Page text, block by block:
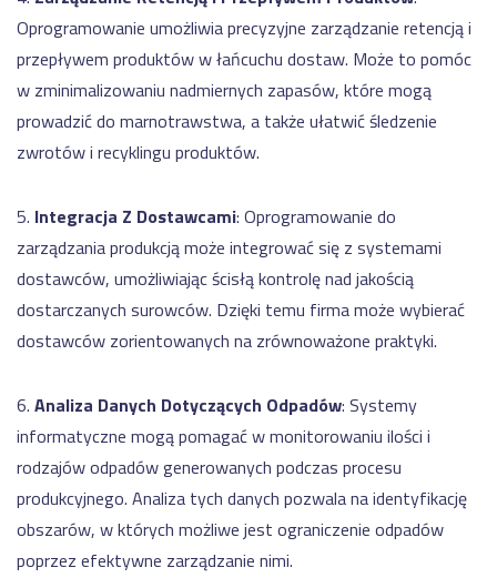
Oprogramowanie umożliwia precyzyjne zarządzanie retencją i
przepływem produktów w łańcuchu dostaw. Może to pomóc
w zminimalizowaniu nadmiernych zapasów, które mogą
prowadzić do marnotrawstwa, a także ułatwić śledzenie
zwrotów i recyklingu produktów.
5. Integracja Z Dostawcami: Oprogramowanie do
zarządzania produkcją może integrować się z systemami
dostawców, umożliwiając ścisłą kontrolę nad jakością
dostarczanych surowców. Dzięki temu firma może wybierać
dostawców zorientowanych na zrównoważone praktyki.
6. Analiza Danych Dotyczących Odpadów: Systemy
informatyczne mogą pomagać w monitorowaniu ilości i
rodzajów odpadów generowanych podczas procesu
produkcyjnego. Analiza tych danych pozwala na identyfikację
obszarów, w których możliwe jest ograniczenie odpadów
poprzez efektywne zarządzanie nimi.